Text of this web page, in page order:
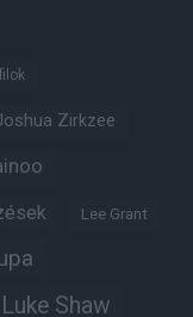
Zirkzee
Lee Grant
Luke Shaw